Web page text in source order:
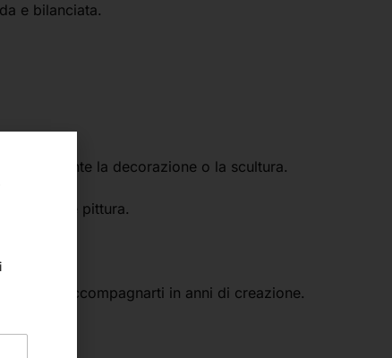
e bilanciata.
durante la decorazione o la scultura.
rifinitura e pittura.
per accompagnarti in anni di creazione.